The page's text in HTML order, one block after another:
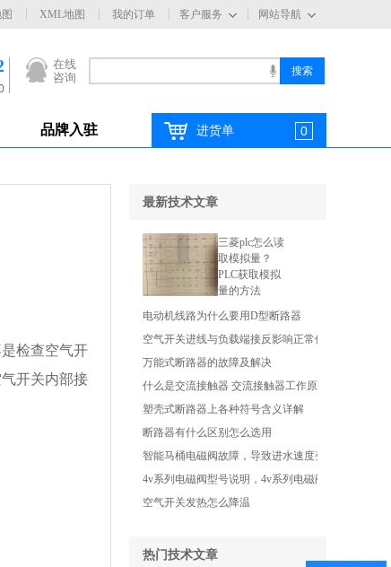
网站导航
客户服务
XML地图 我的订单
在线
咨询
品牌入驻 进货单 0
检查空气开
开关内部接
最新技术文章
三菱plc怎么读
取模拟量？
PLC获取模拟
量的方法
电动机线路为什么要用D型断路器
空气开关进线与负载端接反影响正常使用吗
万能式断路器的故障及解决
什么是交流接触器 交流接触器工作原理
塑壳式断路器上各种符号含义详解
断路器有什么区别怎么选用
智能马桶电磁阀故障，导致进水速度变慢了怎
4v系列电磁阀型号说明，4v系列电磁阀工作原
空气开关发热怎么降温
热门技术文章